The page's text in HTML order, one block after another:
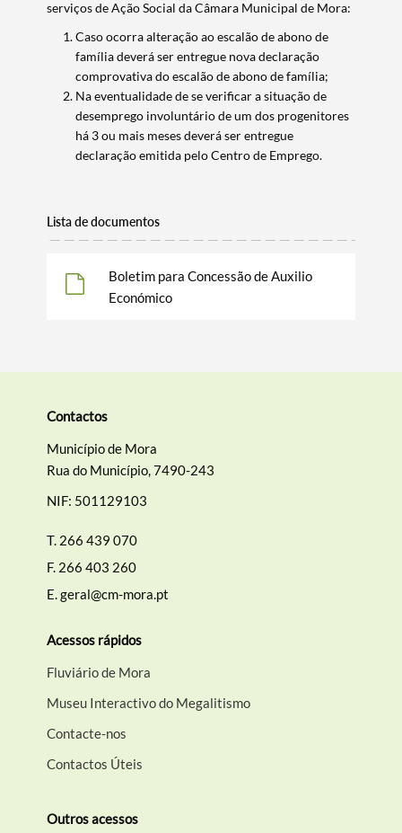
Categorias gerais
Filtros
serviços de Ação Social da Câmara Municipal de Mora:
Caso ocorra alteração ao escalão de abono de
família deverá ser entregue nova declaração
comprovativa do escalão de abono de família;
Na eventualidade de se verificar a situação de
desemprego involuntário de um dos progenitores
há 3 ou mais meses deverá ser entregue
declaração emitida pelo Centro de Emprego.
Lista de documentos
Boletim para Concessão de Auxilio
Económico
Contactos
Município de Mora
Rua do Município, 7490-243
NIF: 501129103
T. 266 439 070
F. 266 403 260
E.geral@cm-mora.pt
Acessos rápidos
Fluviário de Mora
Museu Interactivo do Megalitismo
Contacte-nos
Contactos Úteis
Outros acessos